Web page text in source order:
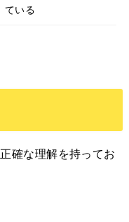
ている
確な理解を持ってお